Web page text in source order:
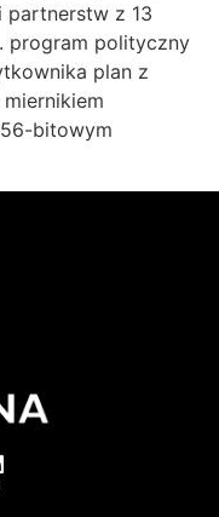
partnerstw z 13
program polityczny
plan z
bitowym